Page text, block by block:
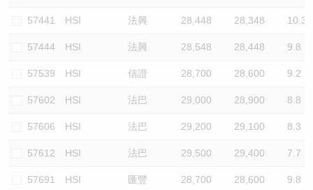
57441 HSI 法興 28,448 28,348 10.3
57444 HSI 法興 28,548 28,448 9.8
57539 HSI 信證 28,700 28,600 9.2
57602 HSI 法巴 29,000 28,900 8.8
57606 HSI 法巴 29,200 29,100 8.3
57612 HSI 法巴 29,500 29,400 7.7
57691 HSI 匯豐 28,700 28,600 9.8